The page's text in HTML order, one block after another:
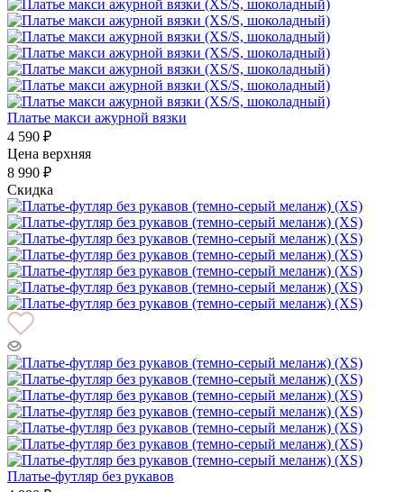
Платье макси ажурной вязки
4 590 ₽
Цена верхняя
8 990 ₽
Скидка
Платье-футляр без рукавов